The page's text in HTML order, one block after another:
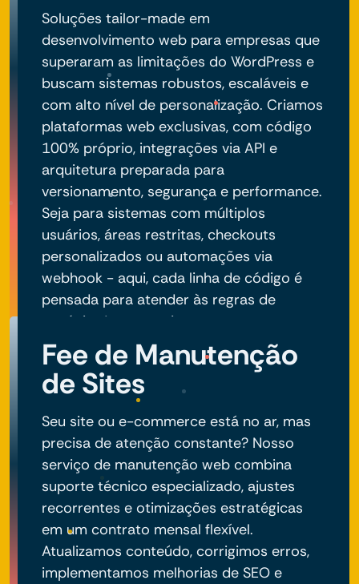
Soluções tailor-made em
desenvolvimento web para empresas que
superaram as limitações do WordPress e
buscam sistemas robustos, escaláveis e
com alto nível de personalização. Criamos
plataformas web exclusivas, com código
100% próprio, integrações via API e
arquitetura preparada para
versionamento, segurança e performance.
Seja para sistemas com múltiplos
usuários, áreas restritas, checkouts
personalizados ou automações via
webhook - aqui, cada linha de código é
pensada para atender às regras de
negócio do seu projeto.
Fee de Manutenção
de Sites
Seu site ou e-commerce está no ar, mas
precisa de atenção constante? Nosso
serviço de manutenção web combina
suporte técnico especializado, ajustes
recorrentes e otimizações estratégicas
em um contrato mensal flexível.
Atualizamos conteúdo, corrigimos erros,
implementamos melhorias de SEO e